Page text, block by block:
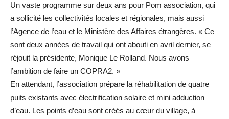
Un vaste programme sur deux ans pour Pom association, qui
a sollicité les collectivités locales et régionales, mais aussi
l’Agence de l’eau et le Ministère des Affaires étrangères. « Ce
sont deux années de travail qui ont abouti en avril dernier, se
réjouit la présidente, Monique Le Rolland. Nous avons
l’ambition de faire un COPRA2. »
En attendant, l’association prépare la réhabilitation de quatre
puits existants avec électrification solaire et mini adduction
d’eau. Les points d’eau sont créés au cœur du village, à